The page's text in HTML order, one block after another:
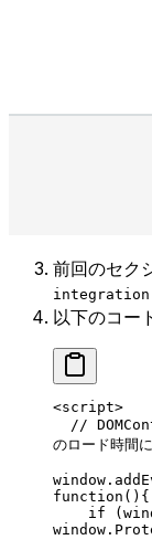
前回のセク
以下のコー
<script>
のロード時間
window.
function (){
    if